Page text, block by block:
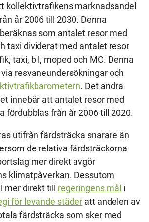
kollektivtrafikens marknadsandel
år 2006 till 2030. Denna
som antalet resor med
taxi dividerat med antalet resor
taxi, bil, moped och MC. Denna
resvaneundersökningar och
. Det andra
innebär att antalet resor med
fördubblas från år 2006 till 2020.
utifrån färdsträcka snarare än
de relativa färdsträckorna
mer direkt avgör
klimatpåverkan. Dessutom
mer direkt till regeringens mål i
för levande städeratt andelen av
färdsträcka som sker med